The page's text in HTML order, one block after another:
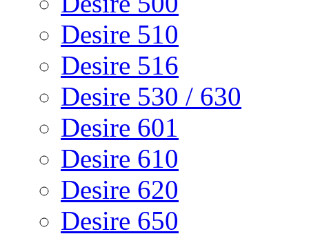
Desire 510
Desire 516
Desire 530 / 630
Desire 601
Desire 610
Desire 620
Desire 650